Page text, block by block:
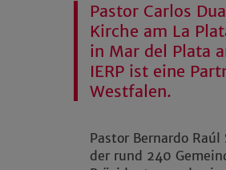
Pastor Carlos
Kirche am La
in Mar del Plata
IERP ist eine
Westfalen.
Pastor Bernardo
der rund 240